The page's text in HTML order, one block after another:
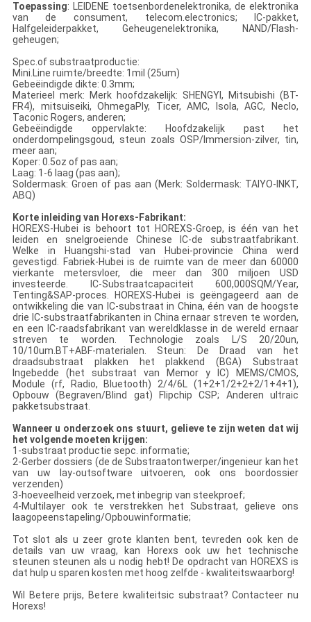
Toepassing: LEIDENE toetsenbordenelektronika, de elektronika
van de consument, telecom.electronics; IC-pakket,
Halfgeleiderpakket, Geheugenelektronika, NAND/Flash-
geheugen;
Spec.of substraatproductie:
Mini.Line ruimte/breedte: 1mil (25um)
Gebeëindigde dikte: 0.3mm;
Materieel merk: Merk hoofdzakelijk: SHENGYI, Mitsubishi (BT-
FR4), mitsuiseiki, OhmegaPly, Ticer, AMC, Isola, AGC, Neclo,
Taconic Rogers, anderen;
Gebeëindigde oppervlakte: Hoofdzakelijk past het
onderdompelingsgoud, steun zoals OSP/Immersion-zilver, tin,
meer aan;
Koper: 0.5oz of pas aan;
Laag: 1-6 laag (pas aan);
Soldermask: Groen of pas aan (Merk: Soldermask: TAIYO-INKT,
ABQ)
Korte inleiding van Horexs-Fabrikant:
HOREXS-Hubei is behoort tot HOREXS-Groep, is één van het
leiden en snelgroeiende Chinese IC-de substraatfabrikant.
Welke in Huangshi-stad van Hubei-provincie China werd
gevestigd. Fabriek-Hubei is de ruimte van de meer dan 60000
vierkante metersvloer, die meer dan 300 miljoen USD
investeerde. IC-Substraatcapaciteit 600,000SQM/Year,
Tenting&SAP-proces. HOREXS-Hubei is geëngageerd aan de
ontwikkeling die van IC-substraat in China, één van de hoogste
drie IC-substraatfabrikanten in China ernaar streven te worden,
en een IC-raadsfabrikant van wereldklasse in de wereld ernaar
streven te worden. Technologie zoals L/S 20/20un,
10/10um.BT+ABF-materialen. Steun: De Draad van het
draadsubstraat plakken het plakkend (BGA) Substraat
Ingebedde (het substraat van Memor y IC) MEMS/CMOS,
Module (rf, Radio, Bluetooth) 2/4/6L (1+2+1/2+2+2/1+4+1),
Opbouw (Begraven/Blind gat) Flipchip CSP; Anderen ultraic
pakketsubstraat.
Wanneer u onderzoek ons stuurt, gelieve te zijn weten dat wij
het volgende moeten krijgen:
1-substraat productie sepc. informatie;
2-Gerber dossiers (de de Substraatontwerper/ingenieur kan het
van uw lay-outsoftware uitvoeren, ook ons boordossier
verzenden)
3-hoeveelheid verzoek, met inbegrip van steekproef;
4-Multilayer ook te verstrekken het Substraat, gelieve ons
laagopeenstapeling/Opbouwinformatie;
Tot slot als u zeer grote klanten bent, tevreden ook ken de
details van uw vraag, kan Horexs ook uw het technische
steunen steunen als u nodig hebt! De opdracht van HOREXS is
dat hulp u sparen kosten met hoog zelfde - kwaliteitswaarborg!
Wil Betere prijs, Betere kwaliteitsic substraat? Contacteer nu
Horexs!